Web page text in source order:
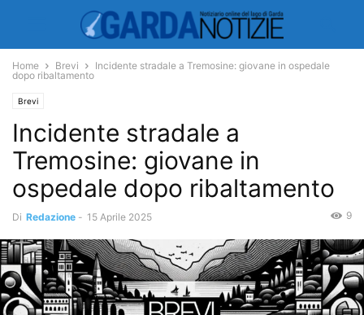
Home Brevi
Incidente stradale a Tremosine: giovane in ospedale
dopo ribaltamento
Brevi
Incidente stradale a
Tremosine: giovane in
ospedale dopo ribaltamento
Di Redazione - 15 Aprile 2025 9